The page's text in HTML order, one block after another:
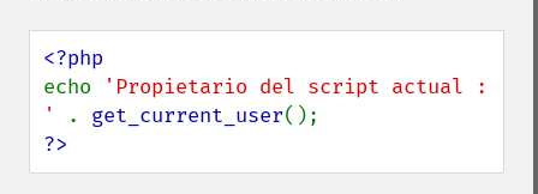
echo
'Propietario del script actual :
'
. get_current_user
?>